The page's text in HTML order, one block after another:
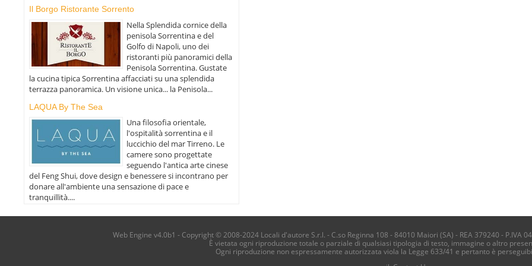
Il Borgo Ristorante Sorrento
Nella Splendida cornice della
penisola Sorrentina e del
Golfo di Napoli, uno dei
ristoranti più panoramici della
Penisola Sorrentina. Gustate
la cucina tipica Sorrentina affacciati su una splendida
terrazza panoramica. Un visione unica... la Penisola...
LAQUA By The Sea
Una filosofia orientale,
l'ospitalità sorrentina e il
luccichio del mar Tirreno. Le
camere sono progettate
seguendo l'antica arte cinese
del Feng Shui, dove design e benessere si incontrano per
donare all'ambiente una sensazione di pace e
tranquillità....
Web Engine v4.0b1 - Copyright © 2008-2024 Locali d'autore S.r.l. - C.so Reginna 108 - 84010 Maiori (SA) - REA 379240 - P.IVA
È vietata ogni riproduzione totale o parziale di qualsiasi tipologia di testo, immagine o altro
Ogni riproduzione non espressamente autorizzata viola la Legge 633/41 e pertanto è